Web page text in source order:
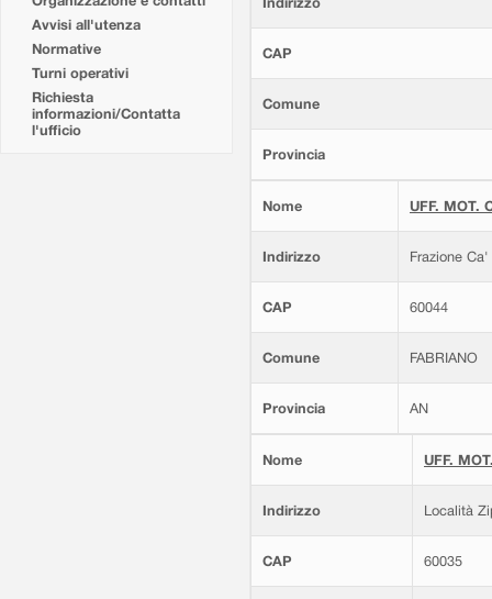
Avvisi all'utenza
Normative
Turni operativi
Richiesta
informazioni/Contatta
l'ufficio
CAP
Comune
Provincia
Nome UFF. MOT.
Indirizzo Frazione
CAP 60044
Comune FABRIANO
Provincia AN
Nome UFF.
Indirizzo Località
CAP 60035